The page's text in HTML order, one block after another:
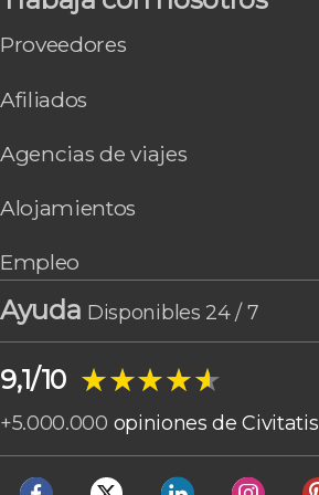
Proveedores
Afiliados
Agencias de viajes
Alojamientos
Empleo
Ayuda Disponibles 24 / 7
9,1/10 ★★★★★
★★★★★
+5.000.000 opiniones de Civitatis